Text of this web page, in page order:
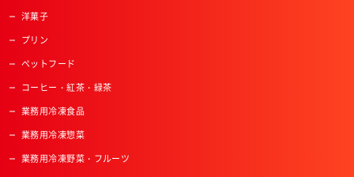
洋菓子
プリン
ペットフード
コーヒー・紅茶・緑茶
業務用冷凍食品
業務用冷凍惣菜
業務用冷凍野菜・フルーツ